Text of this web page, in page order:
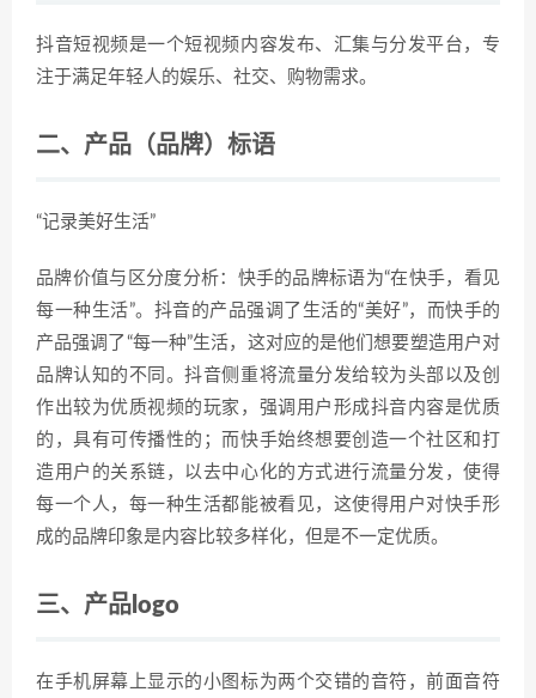
抖音短视频是一个短视频内容发布、汇集与分发平台，专
注于满足年轻人的娱乐、社交、购物需求。
二、产品（品牌）标语
“记录美好生活”
品牌价值与区分度分析：快手的品牌标语为“在快手，看见
每一种生活”。抖音的产品强调了生活的“美好”，而快手的
产品强调了“每一种”生活，这对应的是他们想要塑造用户对
品牌认知的不同。抖音侧重将流量分发给较为头部以及创
作出较为优质视频的玩家，强调用户形成抖音内容是优质
的，具有可传播性的；而快手始终想要创造一个社区和打
造用户的关系链，以去中心化的方式进行流量分发，使得
每一个人，每一种生活都能被看见，这使得用户对快手形
成的品牌印象是内容比较多样化，但是不一定优质。
三、产品logo
在手机屏幕上显示的小图标为两个交错的音符，前面音符